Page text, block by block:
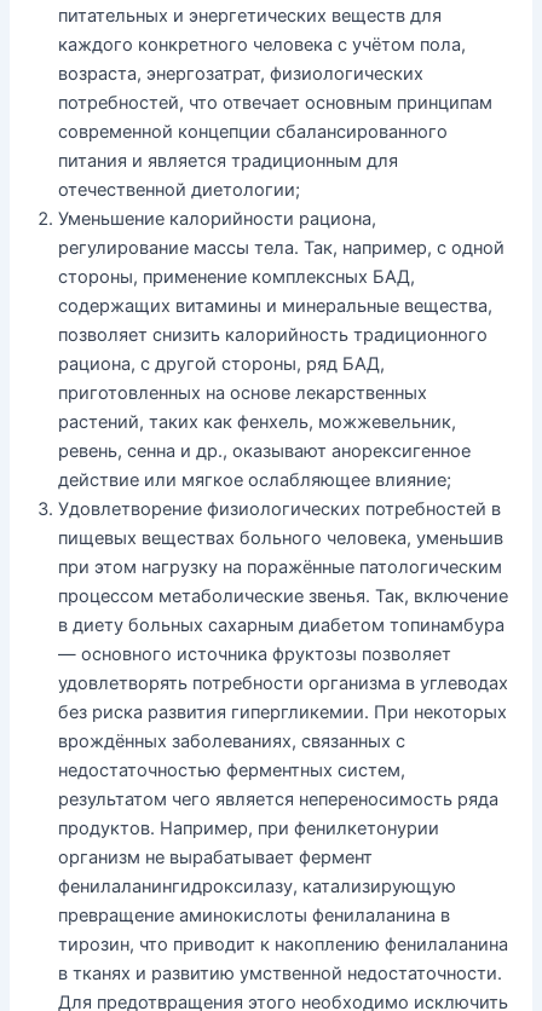
питательных и энергетических веществ для
каждого конкретного человека с учётом пола,
возраста, энергозатрат, физиологических
потребностей, что отвечает основным принципам
современной концепции сбалансированного
питания и является традиционным для
отечественной диетологии;
Уменьшение калорийности рациона,
регулирование массы тела. Так, например, с одной
стороны, применение комплексных БАД,
содержащих витамины и минеральные вещества,
позволяет снизить калорийность традиционного
рациона, с другой стороны, ряд БАД,
приготовленных на основе лекарственных
растений, таких как фенхель, можжевельник,
ревень, сенна и др., оказывают анорексигенное
действие или мягкое ослабляющее влияние;
Удовлетворение физиологических потребностей в
пищевых веществах больного человека, уменьшив
при этом нагрузку на поражённые патологическим
процессом метаболические звенья. Так, включение
в диету больных сахарным диабетом топинамбура
— основного источника фруктозы позволяет
удовлетворять потребности организма в углеводах
без риска развития гипергликемии. При некоторых
врождённых заболеваниях, связанных с
недостаточностью ферментных систем,
результатом чего является непереносимость ряда
продуктов. Например, при фенилкетонурии
организм не вырабатывает фермент
фенилаланингидроксилазу, катализирующую
превращение аминокислоты фенилаланина в
тирозин, что приводит к накоплению фенилаланина
в тканях и развитию умственной недостаточности.
Для предотвращения этого необходимо исключить